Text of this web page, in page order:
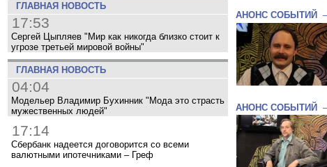
ГЛАВНАЯ НОВОСТЬ
17:53
Сергей Цыпляев "Мир как никогда близко стоит к
угрозе третьей мировой войны"
ГЛАВНАЯ НОВОСТЬ
04:04
Модельер Владимир Бухинник "Мода это страсть
мужественных людей"
17:14
Сбербанк надеется договорится со всеми
валютными ипотечниками – Греф
АНОНС СОБЫТИЙ
АНОНС СОБЫТИЙ